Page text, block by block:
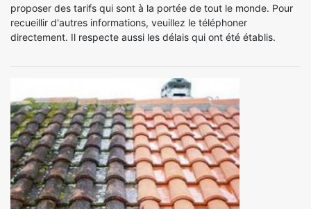
proposer des tarifs qui sont à la portée de tout le monde. Pour
recueillir d'autres informations, veuillez le téléphoner
directement. Il respecte aussi les délais qui ont été établis.